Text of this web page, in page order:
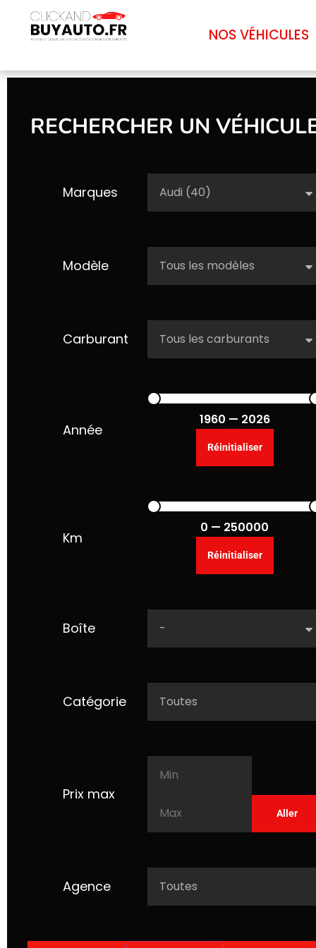
NOS VÉHICULES
RECHERCHER UN
Marques
Modèle
Carburant
Année
1960 — 2026
Km
0 — 250000
Boîte
Catégorie
Prix max
Agence